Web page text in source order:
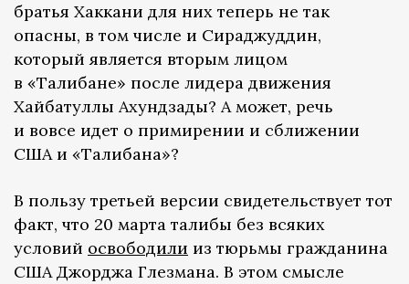
братья Хаккани для них теперь не так
опасны, в том числе и Сираджуддин,
который является вторым лицом
в «Талибане» после лидера движения
Хайбатуллы Ахундзады? А может, речь
и вовсе идет о примирении и сближении
США и «Талибана»?
В пользу третьей версии свидетельствует тот
факт, что 20 марта талибы без всяких
условий освободили из тюрьмы гражданина
США Джорджа Глезмана. В этом смысле